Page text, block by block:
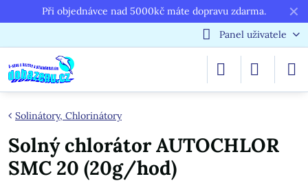
✕
Při objednávce nad 5000kč máte dopravu zdarma.
Panel uživatele
Solinátory, Chlorinátory
Solný chlorátor AUTOCHLOR
SMC 20 (20g/hod)